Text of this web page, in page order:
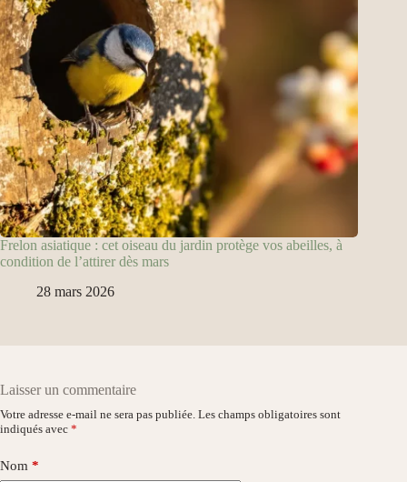
Frelon asiatique : cet oiseau du jardin protège vos abeilles, à
condition de l’attirer dès mars
28 mars 2026
Laisser un commentaire
Votre adresse e-mail ne sera pas publiée. Les champs obligatoires sont
indiqués avec *
Nom *